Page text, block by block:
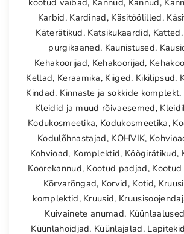
Karbid, Kardinad, Käsitöölilled,
Käterätikud, Katsikukaardid, Katted,
purgikaaned, Kaunistused,
Kehakoorijad, Kehakoorijad,
Kellad, Keraamika, Kiiged, Kikilipsud,
Kindad, Kinnaste ja sokkide komplekt,
Kleidid ja muud rõivaesemed,
Kodukosmeetika, Kodukosmeetika,
Kodulõhnastajad, KOHVIK,
Kohvioad, Komplektid, Köögirätikud,
Koorekannud, Kootud padjad,
Kõrvarõngad, Korvid, Kotid,
komplektid, Kruusid,
Kuivainete anumad, Küünlaalused
Küünlahoidjad, Küünlajalad, Lapitekid